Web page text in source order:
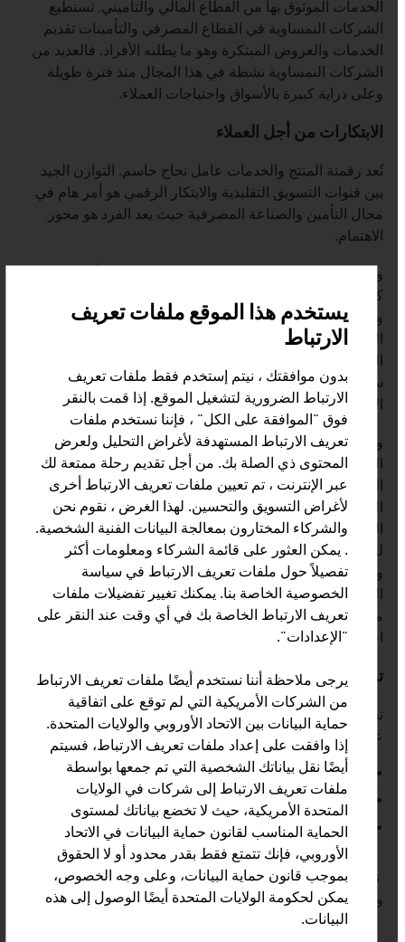
الخدمات الموثوق بها من القطاع المالي والتأميني. تستطيع
الشركات النمساوية في القطاع المصرفي والتأمينات تقديم
الخدمات والعروض المبتكرة وهو ما يطلبه الأفراد. فالعديد من
الشركات النمساوية نشطة في هذا المجال منذ فترة طويلة
وعلى دراية كبيرة بالأسواق واحتياجات العملاء.
الابتكارات من أجل العملاء
تُعد رقمنة المنتج والخدمات عامل نجاح حاسم. التوازن الجيد
بين قنوات التسويق التقليدية والابتكار الرقمي هو أمر هام في
مجال التأمين والصناعة المصرفية حيث يعد الفرد هو محور
الاهتمام.
وتُلخص كلمتا "التكنولوجيا المالية" و"تكنولوجيا التأمين" عددًا
كبيرًا من التطورات التي تنتشر في الصناعة المصرفية
والتأمينية. وهذا يشمل نهج تعدد البنوك وكذلك استخدام أنظمة
التواصل الرقمية المتنقلة التي تحدد الحياة اليومية لعملاء
سبيل المثال اليوم من خلال أنظمة التوصية على شبكة
الإنترنت.
وعلى الشركات التقليدية في هذا المجال مواكبة هذه الوتيرة
السريعة من الابتكار والإمكانات المُعرقلة للتكنولوجيات
الحديثة. ويستفيد عملاء البنوك من العروض الحديثة، على سبيل
المثال في مجال الدفع الرقمي أو من خلال أنظمة الخدمات
المصرفية عبر الهاتف المحمول تزامنًا مع توفير جودة عالية
للمشورة الشخصية. يجب أن تكون الخدمات المصرفية سهلة
وآمنة. وهذه هي الميزة الأساسية للبنوك التقليدية لأنها تقدم
المشورة الكفء والعلاقات طويلة الأجل والجدية. حيث أصبح
من الهام لشركات التأمين اليوم أكثر من أي وقت مضى إدراك
احتياجات ورغبات العملاء.
تحمُل المسؤولية
تساهم الصناعة المالية والتأمينية في الاقتصاد والمجتمع على
عدة مستويات:
كمقدم خدمة لعملائها
كمؤسسة اقتصاد وطني
كشركة ذات مسؤولية مجتمعية
تتحمل البنوك وشركات التأمين النمساوية هذه المسؤولية
وبالتالي تكتسب أحد أقيم أصولها: ثقة عملائها.
يستخدم هذا الموقع ملفات تعريف
الارتباط
بدون موافقتك ، نيتم إستخدم فقط ملفات تعريف
الارتباط الضرورية لتشغيل الموقع. إذا قمت بالنقر
فوق "الموافقة على الكل" ، فإننا نستخدم ملفات
تعريف الارتباط المستهدفة لأغراض التحليل ولعرض
المحتوى ذي الصلة بك. من أجل تقديم رحلة ممتعة لك
عبر الإنترنت ، تم تعيين ملفات تعريف الارتباط أخرى
لأغراض التسويق والتحسين. لهذا الغرض ، نقوم نحن
والشركاء المختارون بمعالجة البيانات الفنية الشخصية.
. يمكن العثور على قائمة الشركاء ومعلومات أكثر
تفصيلاً حول ملفات تعريف الارتباط في سياسة
الخصوصية الخاصة بنا. يمكنك تغيير تفضيلات ملفات
تعريف الارتباط الخاصة بك في أي وقت عند النقر على
"الإعدادات".
يرجى ملاحظة أننا نستخدم أيضًا ملفات تعريف الارتباط
من الشركات الأمريكية التي لم توقع على اتفاقية
حماية البيانات بين الاتحاد الأوروبي والولايات المتحدة.
إذا وافقت على إعداد ملفات تعريف الارتباط، فسيتم
أيضًا نقل بياناتك الشخصية التي تم جمعها بواسطة
ملفات تعريف الارتباط إلى شركات في الولايات
المتحدة الأمريكية، حيث لا تخضع بياناتك لمستوى
الحماية المناسب لقانون حماية البيانات في الاتحاد
الأوروبي، فإنك تتمتع فقط بقدر محدود أو لا الحقوق
بموجب قانون حماية البيانات، وعلى وجه الخصوص،
يمكن لحكومة الولايات المتحدة أيضًا الوصول إلى هذه
البيانات.